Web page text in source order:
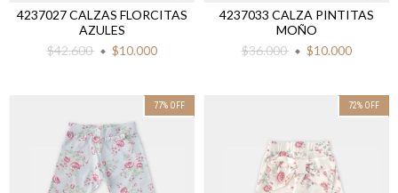
4237027 CALZAS FLORCITAS
AZULES
$42.600
$10.000
4237033 CALZA PINTITAS
MOÑO
$36.000
$10.000
77% OFF 72% OFF